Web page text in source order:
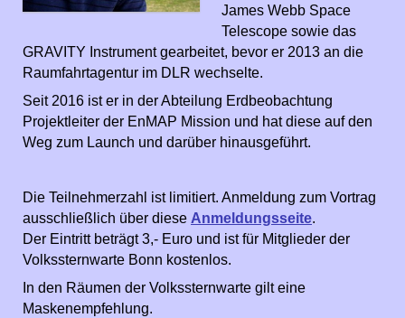
James Webb Space
Telescope sowie das
GRAVITY Instrument gearbeitet, bevor er 2013 an die
Raumfahrtagentur im DLR wechselte.
Seit 2016 ist er in der Abteilung Erdbeobachtung
Projektleiter der EnMAP Mission und hat diese auf den
Weg zum Launch und darüber hinausgeführt.
Die Teilnehmerzahl ist limitiert. Anmeldung zum Vortrag
ausschließlich über diese Anmeldungsseite.
Der Eintritt beträgt 3,- Euro und ist für Mitglieder der
Volkssternwarte Bonn kostenlos.
In den Räumen der Volkssternwarte gilt eine
Maskenempfehlung.